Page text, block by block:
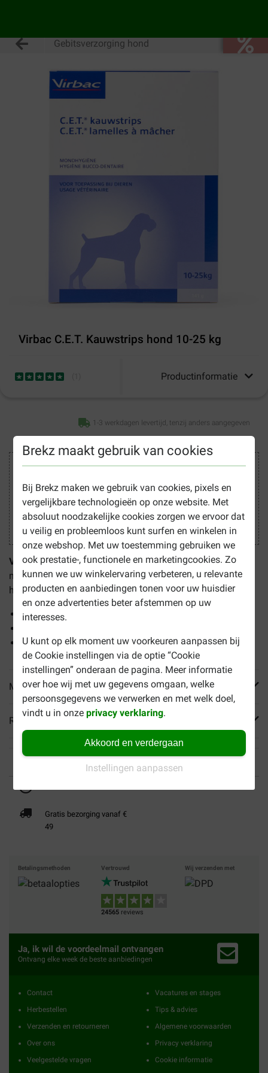
Brekz maakt gebruik van cookies
Bij Brekz maken we gebruik van cookies, pixels en
vergelijkbare technologieën op onze website. Met
absoluut noodzakelijke cookies zorgen we ervoor dat
u veilig en probleemloos kunt surfen en winkelen in
onze webshop. Met uw toestemming gebruiken we
ook prestatie-, functionele en marketingcookies. Zo
kunnen we uw winkelervaring verbeteren, u relevante
producten en aanbiedingen tonen voor uw huisdier
en onze advertenties beter afstemmen op uw
interesses.
U kunt op elk moment uw voorkeuren aanpassen bij
de Cookie instellingen via de optie “Cookie
instellingen” onderaan de pagina. Meer informatie
over hoe wij met uw gegevens omgaan, welke
persoonsgegevens we verwerken en met welk doel,
vindt u in onzeprivacy verklaring.
Akkoord en verdergaan
Instellingen aanpassen
Gebitsverzorging hond
Virbac C.E.T. Kauwstrips hond 10-25 kg
Productinformatie
1-3 werkdagen levertijd, tenzij anders aangegeven
Veilig winkelen
Virbac C.E.T. Kauwstrips hond 10-25 kg zijn kauwstrips
met een reinigende werking en helpen het gebit gezond te
houden. De voordelen:
Reinigende werking door kauwen
Geschikt voor honden tussen 10 en 25 kg
Meer informatie
Reviews
Gratis bezorging vanaf €
49
Betalingsmethoden Vertrouwd
24565 reviews
Wij verzenden met
Ja, ik wil de voordeelmail ontvangen
Ontvang elke week de beste aanbiedingen
Contact
Herbestellen
Verzenden en retourneren
Over ons
Veelgestelde vragen
Vacatures en stages
Tips & advies
Algemene voorwaarden
Privacy verklaring
Cookie informatie